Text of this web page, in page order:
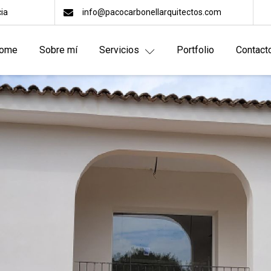
info@pacocarbonellarquitectos.com
Sobre mí Servicios Portfolio